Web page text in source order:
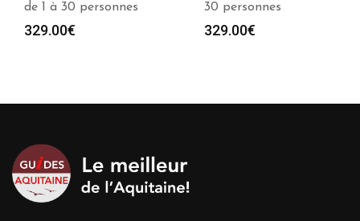
30 personnes
329.00€
30 personnes
329.00€